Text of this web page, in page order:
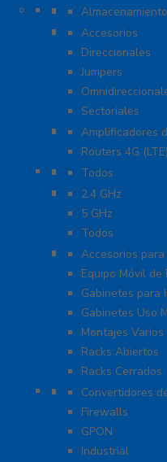
Antenas
Accesorios
Direccionales
Jumpers
Sectoriales
Cobertura para
Amplificadores
Routers 4G
Enlaces de
Todos
Enlaces PtP y
2.4 GHz
5 GHz
Todos
Racks y
Accesorios
Equipo Móvil de
Gabinetes para
Gabinetes Uso
Montajes Varios
Racks Abiertos
Racks Cerrados
Networking
Convertidores
Firewalls
GPON
Industrial